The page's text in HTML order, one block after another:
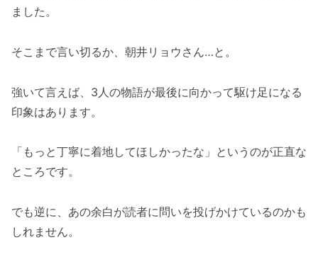
ました。
そこまで言い切るか、朝井リョウさん…と。
強いて言えば、3人の物語が最後に向かって駆け足になる
印象はあります。
「もっと丁寧に着地してほしかったな」というのが正直な
ところです。
でも逆に、あの余白が読者に問いを投げかけているのかも
しれません。